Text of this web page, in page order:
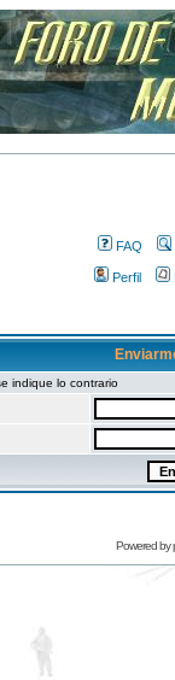
FAQ
Perfil
indique lo contrario
Powered by